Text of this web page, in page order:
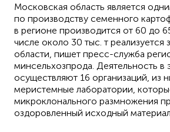
Московская область является
по производству семенного
в регионе производится от 60 до
числе около 30 тыс. т реализуется
области, пишет пресс-служба
минсельхозпрода. Деятельность в
осуществляют 16 организаций, из
меристемные лаборатории,
микроклонального размножения
оздоровленный исходный